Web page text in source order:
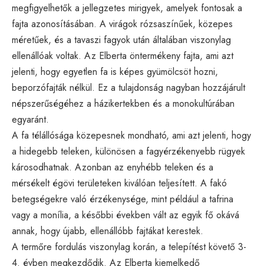
megfigyelhetők a jellegzetes mirigyek, amelyek fontosak a
fajta azonosításában. A virágok rózsaszínűek, közepes
méretűek, és a tavaszi fagyok után általában viszonylag
ellenállóak voltak. Az Elberta öntermékeny fajta, ami azt
jelenti, hogy egyetlen fa is képes gyümölcsöt hozni,
beporzófajták nélkül. Ez a tulajdonság nagyban hozzájárult
népszerűségéhez a házikertekben és a monokultúrában
egyaránt.
A fa télállósága közepesnek mondható, ami azt jelenti, hogy
a hidegebb teleken, különösen a fagyérzékenyebb rügyek
károsodhatnak. Azonban az enyhébb teleken és a
mérsékelt égövi területeken kiválóan teljesített. A fakó
betegségekre való érzékenysége, mint például a tafrina
vagy a monília, a későbbi években vált az egyik fő okává
annak, hogy újabb, ellenállóbb fajtákat kerestek.
A termőre fordulás viszonylag korán, a telepítést követő 3-
4. évben megkezdődik. Az Elberta kiemelkedő